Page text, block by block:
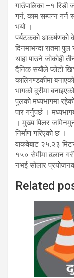
गाउँपालिका –१
गर्न, काम सम्पन्न
भयो ।
पर्यटकको आकर्षणको
दिनमाभन्दा रातमा
थाहा पाउने
दैनिक संयौले फोटो
कालिगण्डकीमा
भागको दुरीमा
पुलको मध्यभागमा
पार गर्नुपर्छ ।
। मुख्य पिलर
निर्माण गरिएको छ ।
वाकवेबाट २५.२३
१५० सेमीमा ढलान
नभई सोलार
Related